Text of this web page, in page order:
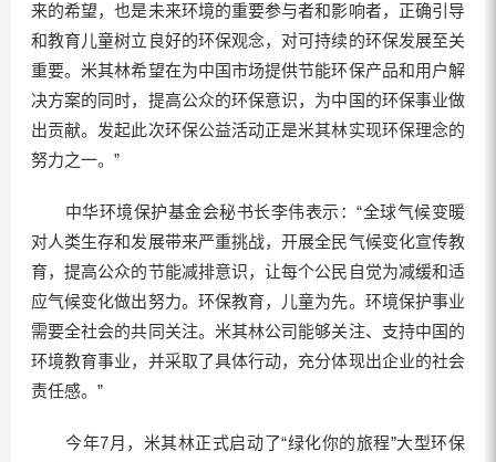
来的希望，也是未来环境的重要参与者和影响者，正确引导
和教育儿童树立良好的环保观念，对可持续的环保发展至关
重要。米其林希望在为中国市场提供节能环保产品和用户解
决方案的同时，提高公众的环保意识，为中国的环保事业做
出贡献。发起此次环保公益活动正是米其林实现环保理念的
努力之一。”
中华环境保护基金会秘书长李伟表示：“全球气候变暖
对人类生存和发展带来严重挑战，开展全民气候变化宣传教
育，提高公众的节能减排意识，让每个公民自觉为减缓和适
应气候变化做出努力。环保教育，儿童为先。环境保护事业
需要全社会的共同关注。米其林公司能够关注、支持中国的
环境教育事业，并采取了具体行动，充分体现出企业的社会
责任感。”
今年7月，米其林正式启动了“绿化你的旅程”大型环保